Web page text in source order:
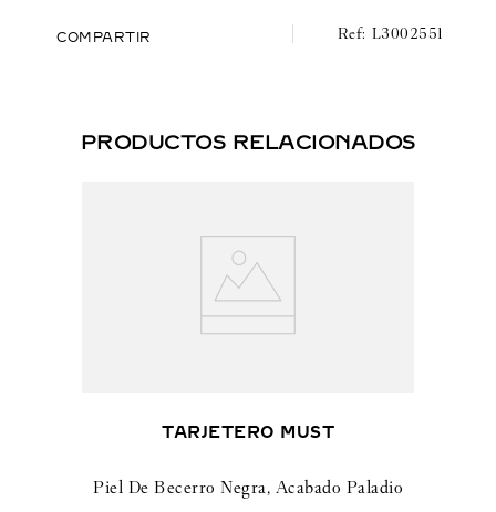
COMPARTIR L3002551
PRODUCTOS RELACIONADOS
TARJETERO MUST
Piel De Becerro Negra, Acabado Paladio